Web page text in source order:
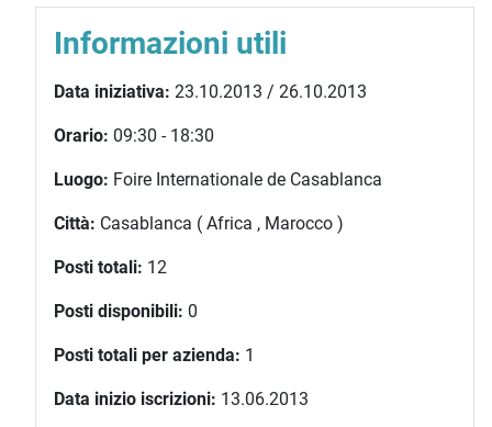
Informazioni utili
Data iniziativa: 23.10.2013 / 26.10.2013
Orario: 09:30 - 18:30
Luogo: Foire Internationale de Casablanca
Città: Casablanca ( Africa , Marocco )
Posti totali: 12
Posti disponibili: 0
Posti totali per azienda: 1
Data inizio iscrizioni: 13.06.2013